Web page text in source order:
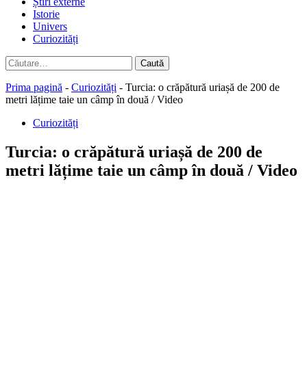
Istorie
Univers
Curiozități
Caută
după:
Prima pagină - Curiozități - Turcia: o crăpătură uriașă de 200 de
metri lățime taie un câmp în două / Video
Curiozități
Turcia: o crăpătură uriașă de 200 de
metri lățime taie un câmp în două / Video